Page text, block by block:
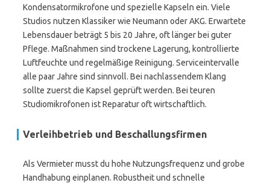
Kondensatormikrofone und spezielle Kapseln ein. Viele
Studios nutzen Klassiker wie Neumann oder AKG. Erwartete
Lebensdauer beträgt 5 bis 20 Jahre, oft länger bei guter
Pflege. Maßnahmen sind trockene Lagerung, kontrollierte
Luftfeuchte und regelmäßige Reinigung. Serviceintervalle
alle paar Jahre sind sinnvoll. Bei nachlassendem Klang
sollte zuerst die Kapsel geprüft werden. Bei teuren
Studiomikrofonen ist Reparatur oft wirtschaftlich.
Verleihbetrieb und Beschallungsfirmen
Als Vermieter musst du hohe Nutzungsfrequenz und grobe
Handhabung einplanen. Robustheit und schnelle